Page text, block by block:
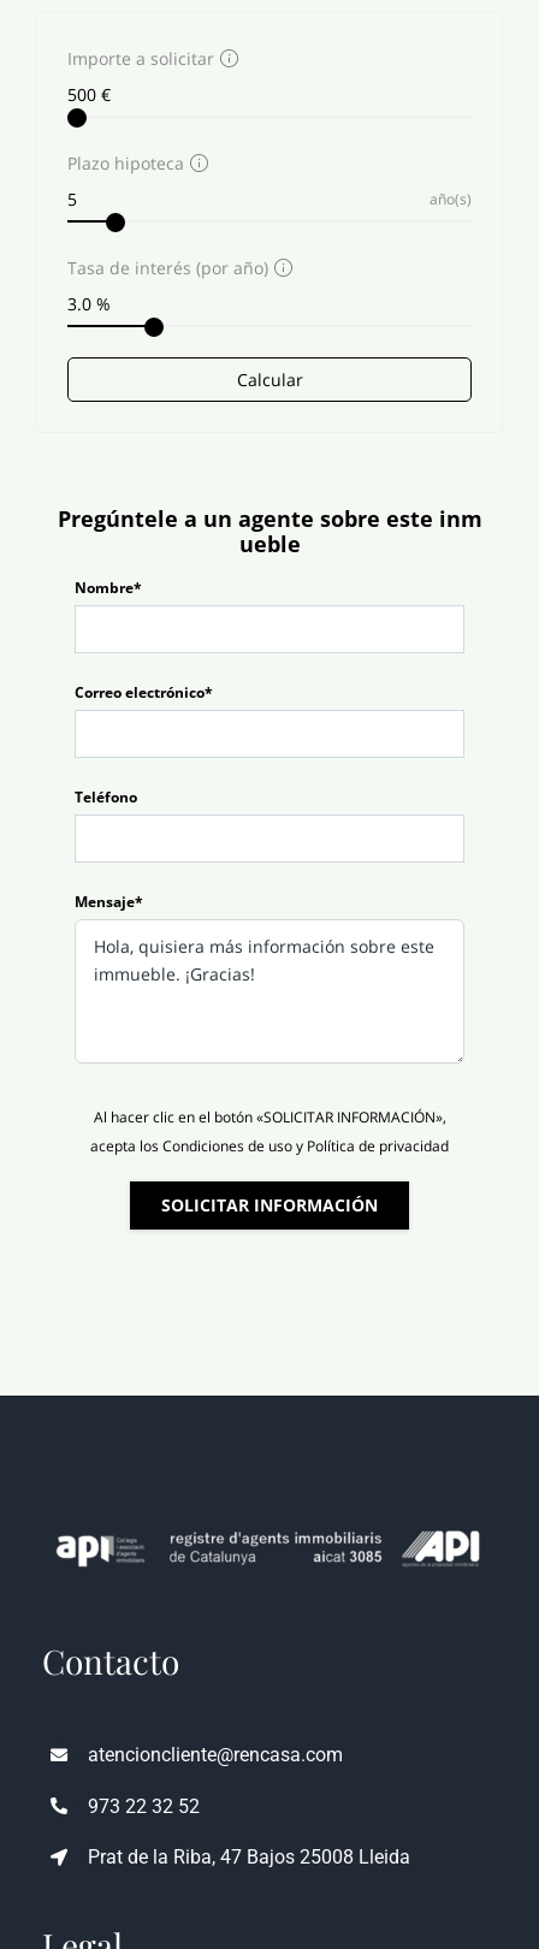
Importe a solicitar
Plazo hipoteca
año(s)
Tasa de interés (por año)
Calcular
Pregúntele a un agente sobre este inm
ueble
Nombre*
Correo electrónico*
Teléfono
Mensaje*
Al hacer clic en el botón «SOLICITAR INFORMACIÓN»,
acepta los Condiciones de uso y Política de privacidad
SOLICITAR INFORMACIÓN
atencioncliente@rencasa.com
973 22 32 52